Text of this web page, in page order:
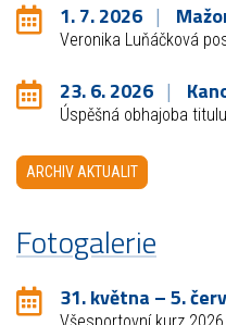
1. 7. 2026
Veronika Luňáčková
23. 6. 2026
Úspěšná obhajoba
ARCHIV AKTUALIT
Fotogalerie
31. května – 5.